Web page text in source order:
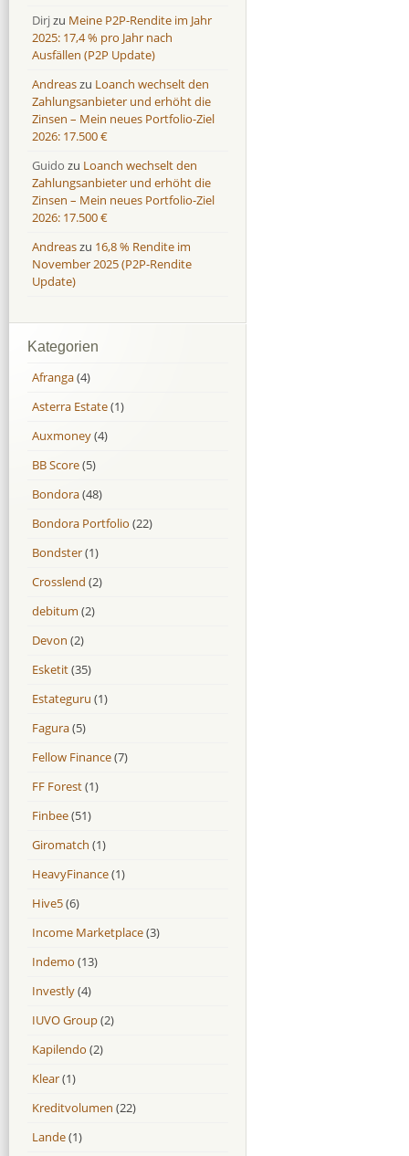
Dirjzu Meine P2P-Rendite im Jahr
2025: 17,4 % pro Jahr nach
Ausfällen (P2P Update)
Andreaszu Loanch wechselt den
Zahlungsanbieter und erhöht die
Zinsen – Mein neues Portfolio-Ziel
2026: 17.500 €
Guido zu Loanch wechselt den
Zahlungsanbieter und erhöht die
Zinsen – Mein neues Portfolio-Ziel
2026: 17.500 €
Andreaszu 16,8 % Rendite im
November 2025 (P2P-Rendite
Update)
Kategorien
Afranga(4)
Asterra Estate(1)
Auxmoney(4)
BB Score(5)
Bondora(48)
Bondora Portfolio (22)
Bondster(1)
Crosslend (2)
debitum (2)
Devon (2)
Esketit(35)
Estateguru (1)
Fagura(5)
Fellow Finance(7)
FF Forest(1)
Finbee(51)
Giromatch (1)
HeavyFinance(1)
Hive5(6)
Income Marketplace(3)
Indemo (13)
Investly(4)
IUVO Group(2)
Kapilendo (2)
Klear(1)
Kreditvolumen (22)
Lande(1)